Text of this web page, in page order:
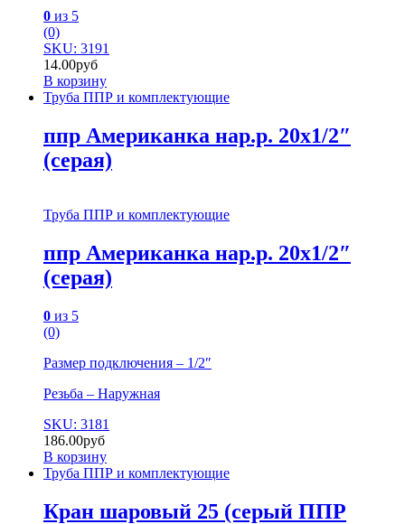
0 из 5
(0)
SKU: 3191
14.00руб
В корзину
Труба ППР и комплектующие
ппр Американка нар.р. 20х1/2″
(серая)
Труба ППР и комплектующие
ппр Американка нар.р. 20х1/2″
(серая)
0 из 5
(0)
Размер подключения – 1/2″
Резьба – Наружная
SKU: 3181
186.00руб
В корзину
Труба ППР и комплектующие
Кран шаровый 25 (серый ППР